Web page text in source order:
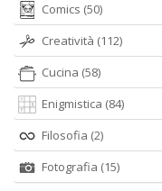
Comics (50)
Creatività (112)
Cucina (58)
Enigmistica (84)
Filosofia (2)
Fotografia (15)